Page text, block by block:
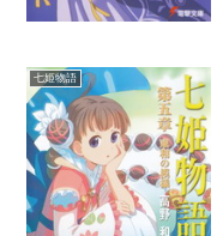
七姫物語